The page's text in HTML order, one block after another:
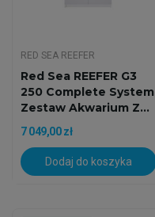
RED SEA REEFER
Red Sea REEFER G3
250 Complete System
Zestaw Akwarium Z...
7 049,00 zł
Dodaj do koszyka